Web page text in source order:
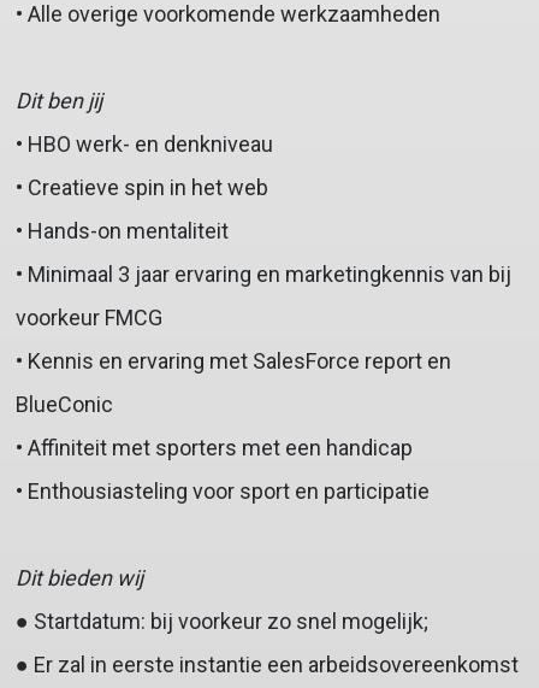
• Alle overige voorkomende werkzaamheden
Dit ben jij
• HBO werk- en denkniveau
• Creatieve spin in het web
• Hands-on mentaliteit
• Minimaal 3 jaar ervaring en marketingkennis van bij
voorkeur FMCG
• Kennis en ervaring met SalesForce report en
BlueConic
• Affiniteit met sporters met een handicap
• Enthousiasteling voor sport en participatie
Dit bieden wij
● Startdatum: bij voorkeur zo snel mogelijk;
● Er zal in eerste instantie een arbeidsovereenkomst